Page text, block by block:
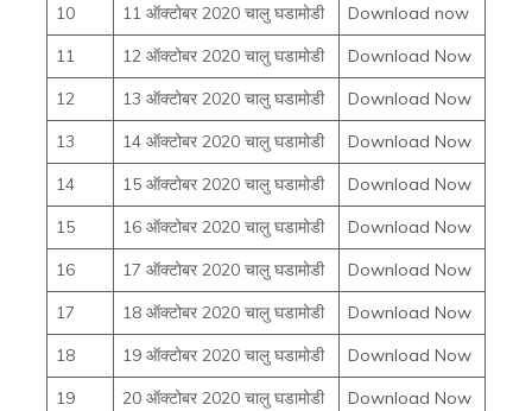
10
11 ऑक्टोबर 2020 चालु घडामोडी
Download now
11
12 ऑक्टोबर 2020 चालु घडामोडी
Download Now
12
13 ऑक्टोबर 2020 चालु घडामोडी
Download Now
13
14 ऑक्टोबर 2020 चालु घडामोडी
Download Now
14
15 ऑक्टोबर 2020 चालु घडामोडी
Download Now
15
16 ऑक्टोबर 2020 चालु घडामोडी
Download Now
16
17 ऑक्टोबर 2020 चालु घडामोडी
Download Now
17
18 ऑक्टोबर 2020 चालु घडामोडी
Download Now
18
19 ऑक्टोबर 2020 चालु घडामोडी
Download Now
19
20 ऑक्टोबर 2020 चालु घडामोडी Download Now